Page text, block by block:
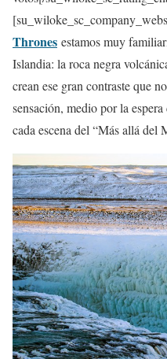
Thrones estamos muy
Islandia: la roca negra
crean ese gran contraste que
sensación, medio por la
cada escena del “Más allá del